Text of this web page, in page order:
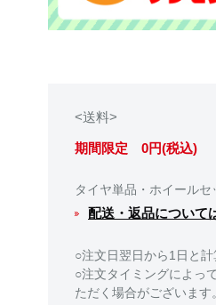
<送料>
期間限定 0円(税込)
タイヤ単品・ホイールセ
配送・返品について
○注文日翌日から1日と計
○注文タイミングによっ
ただく場合がございま